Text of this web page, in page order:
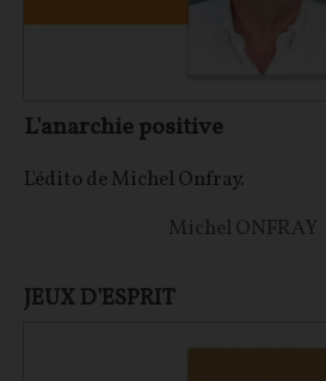
L'anarchie positive
L'édito de Michel Onfray.
Michel ONFRAY
JEUX D'ESPRIT